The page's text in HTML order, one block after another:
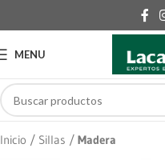
MENU
Inicio Sillas Madera